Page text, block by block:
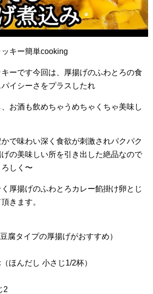
キー簡単cooking
ーです今回は、厚揚げのふわとろの食
イシーさをプラスしたれ
お酒も飲めちゃうめちゃくちゃ美味し
で味わい深く食欲が刺激されパクパク
の美味しい所を引き出した絶品なので
しく〜
厚揚げのふわとろカレー餡掛け卵とじ
きます。
腐タイプの厚揚げがおすすめ）
ほんだし 小さじ1/2杯）
2